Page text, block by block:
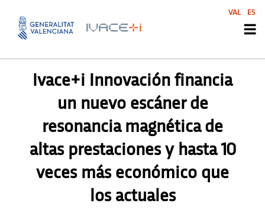
PRENSA , PRENSA
Ivace+i Innovación financia
un nuevo escáner de
resonancia magnética de
altas prestaciones y hasta 10
veces más económico que
los actuales
VAL ES